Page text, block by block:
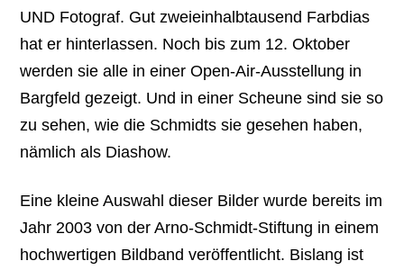
UND Fotograf. Gut zweieinhalbtausend Farbdias
hat er hinterlassen. Noch bis zum 12. Oktober
werden sie alle in einer Open-Air-Ausstellung in
Bargfeld gezeigt. Und in einer Scheune sind sie so
zu sehen, wie die Schmidts sie gesehen haben,
nämlich als Diashow.
Eine kleine Auswahl dieser Bilder wurde bereits im
Jahr 2003 von der Arno-Schmidt-Stiftung in einem
hochwertigen Bildband veröffentlicht. Bislang ist